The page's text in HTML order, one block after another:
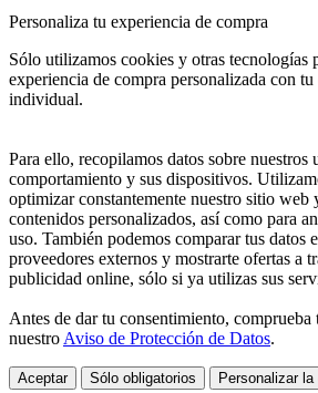
Personaliza tu experiencia de compra
Sólo utilizamos cookies y otras tecnologías
experiencia de compra personalizada con
individual.
Para ello, recopilamos datos sobre nuestros
comportamiento y sus dispositivos.
optimizar constantemente nuestro sitio
contenidos personalizados, así como para
uso. También podemos comparar tus datos
proveedores externos y mostrarte ofertas a
publicidad online, sólo si ya utilizas sus
Antes de dar tu consentimiento,
nuestroAviso de Protección de Datos.
Aceptar Sólo obligatorios Personalizar